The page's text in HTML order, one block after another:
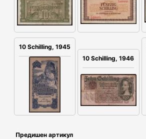
10 Schilling, 1945
10 Schilling, 1946
Предишен артикул